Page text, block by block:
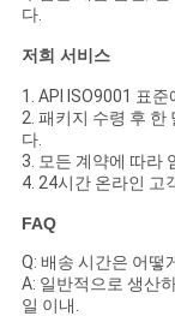
다.
저희 서비스
1. API ISO9001 표
2. 패키지 수령 후 한
다.
3. 모든 계약에 따라
4. 24시간 온라인 고
FAQ
Q: 배송 시간은 어떻
A: 일반적으로 생산
일 이내.